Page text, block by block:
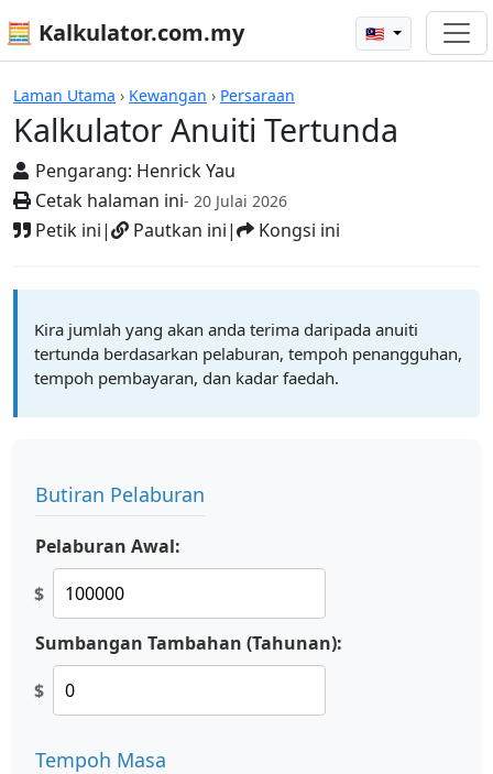
🧮 Kalkulator.com.my 🇲🇾
Laman Utama › Kewangan › Persaraan
Kalkulator Anuiti Tertunda
Pengarang: Henrick Yau
Cetak halaman ini- 20 Julai 2026
Petik ini| Pautkan ini| Kongsi ini
Kalkulator
Kira jumlah yang akan anda terima daripada anuiti
tertunda berdasarkan pelaburan, tempoh penangguhan,
tempoh pembayaran, dan kadar faedah.
Butiran Pelaburan
Pelaburan Awal:
$
Sumbangan Tambahan (Tahunan):
$
Tempoh Masa